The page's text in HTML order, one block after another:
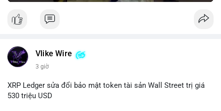
Vlike Wire
3 giờ
XRP Ledger sửa đổi bảo mật token tài sản Wall Street trị giá
530 triệu USD